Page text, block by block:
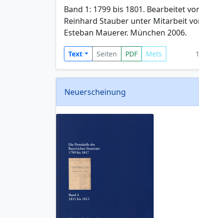
Band 1: 1799 bis 1801. Bearbeitet
Reinhard Stauber unter Mitarbeit
Esteban Mauerer. München 2006.
Text Seiten PDF Mets
Neuerscheinung